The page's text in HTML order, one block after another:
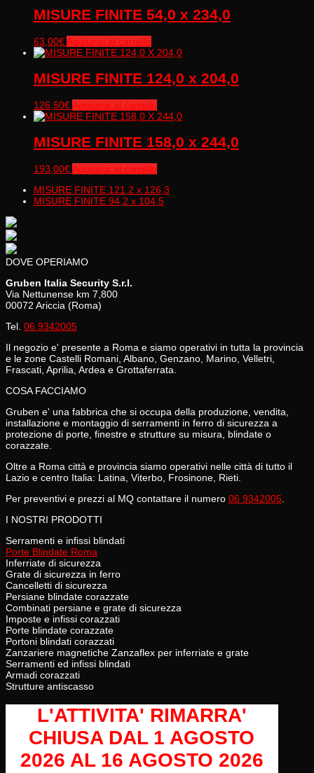
MISURE FINITE 54,0 x 234,0
63,00€ Aggiungi al carrello
MISURE FINITE 124,0 x 204,0
126,50€ Aggiungi al carrello
MISURE FINITE 158,0 x 244,0
193,00€ Aggiungi al carrello
MISURE FINITE 121,2 x 126,3
MISURE FINITE 94,2 x 104,5
DOVE OPERIAMO
Gruben Italia Security S.r.l.
Via Nettunense km 7,800
00072 Ariccia (Roma)
Tel. 06 9342005
Il negozio e' presente a Roma e siamo operativi in tutta la provincia
e le zone Castelli Romani, Albano, Genzano, Marino, Velletri,
Frascati, Aprilia, Ardea e Grottaferrata.
COSA FACCIAMO
Gruben e' una fabbrica che si occupa della produzione, vendita,
installazione e montaggio di serramenti in ferro di sicurezza a
protezione di porte, finestre e strutture su misura, blindate o
corazzate.
Oltre a Roma città e provincia siamo operativi nelle città di tutto il
Lazio e centro Italia: Latina, Viterbo, Frosinone, Rieti.
Per preventivi e prezzi al MQ contattare il numero 06 9342005
I NOSTRI PRODOTTI
Serramenti e infissi blindati
Porte Blindate Roma
Inferriate di sicurezza
Grate di sicurezza in ferro
Cancelletti di sicurezza
Persiane blindate corazzate
Combinati persiane e grate di sicurezza
Imposte e infissi corazzati
Porte blindate corazzate
Portoni blindati corazzati
Zanzariere magnetiche Zanzaflex per inferriate e grate
Serramenti ed infissi blindati
Armadi corazzati
Strutture antiscasso
L'ATTIVITA' RIMARRA'
CHIUSA DAL 1 AGOSTO
2026 AL 16 AGOSTO 2026